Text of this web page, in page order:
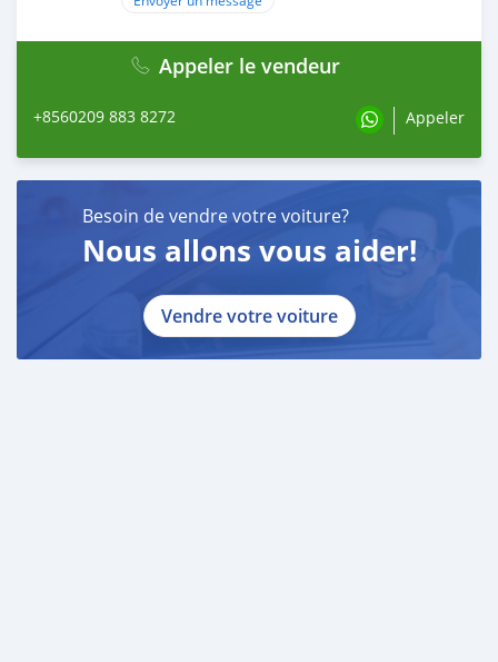
Appeler le vendeur
+8560209 883 8272 Appeler
Besoin de vendre votre voiture?
Nous allons vous aider!
Vendre votre voiture